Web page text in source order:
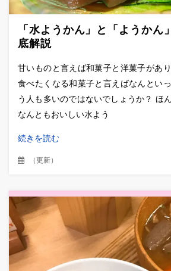
「水ようかん」と「ようかん
底解説
甘いものと言えば和菓子と洋菓子があ
食べたくなる和菓子と言えばなんとい
う人も多いのではないでしょうか？ ほ
なんともおいしい水よう
続きを読む
（更新）